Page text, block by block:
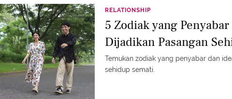
RELATIONSHIP
5 Zodiak yang
Dijadikan Pasangan
Temukan zodiak yang penyabar dan
sehidup semati.